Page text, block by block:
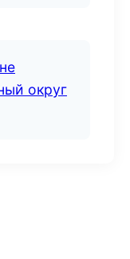
округ